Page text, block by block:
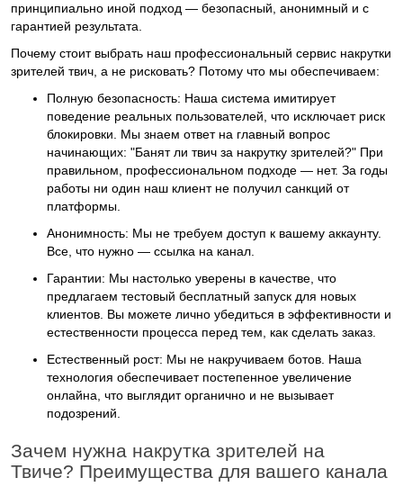
принципиально иной подход — безопасный, анонимный и с
гарантией результата.
Почему стоит выбрать наш профессиональный сервис накрутки
зрителей твич, а не рисковать? Потому что мы обеспечиваем:
Полную безопасность: Наша система имитирует
поведение реальных пользователей, что исключает риск
блокировки. Мы знаем ответ на главный вопрос
начинающих: "Банят ли твич за накрутку зрителей?" При
правильном, профессиональном подходе — нет. За годы
работы ни один наш клиент не получил санкций от
платформы.
Анонимность: Мы не требуем доступ к вашему аккаунту.
Все, что нужно — ссылка на канал.
Гарантии: Мы настолько уверены в качестве, что
предлагаем тестовый бесплатный запуск для новых
клиентов. Вы можете лично убедиться в эффективности и
естественности процесса перед тем, как сделать заказ.
Естественный рост: Мы не накручиваем ботов. Наша
технология обеспечивает постепенное увеличение
онлайна, что выглядит органично и не вызывает
подозрений.
Зачем нужна накрутка зрителей на
Твиче? Преимущества для вашего канала